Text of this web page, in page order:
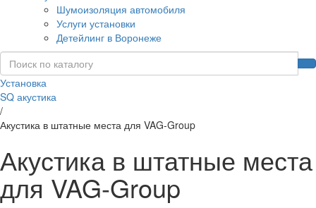
Шумоизоляция автомобиля
Услуги установки
Детейлинг в Воронеже
Установка
SQ акустика
/
Акустика в штатные места для VAG-Group
Акустика в штатные места
для VAG-Group